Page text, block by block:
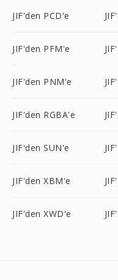
JIF'den PCD'e
JIF'den PFM'e
JIF'den PNM'e
JIF'den RGBA'e
JIF'den SUN'e
JIF'den XBM'e
JIF'den XWD'e